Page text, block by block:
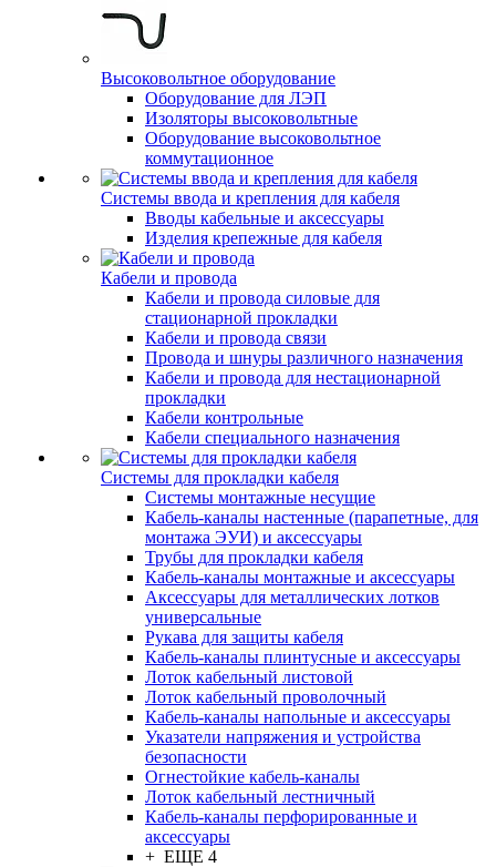
Высоковольтное оборудование
Оборудование для ЛЭП
Изоляторы высоковольтные
Оборудование высоковольтное
коммутационное
Системы ввода и крепления для кабеля
Вводы кабельные и аксессуары
Изделия крепежные для кабеля
Кабели и провода
Кабели и провода силовые для
стационарной прокладки
Кабели и провода связи
Провода и шнуры различного назначения
Кабели и провода для нестационарной
прокладки
Кабели контрольные
Кабели специального назначения
Системы для прокладки кабеля
Системы монтажные несущие
Кабель-каналы настенные (парапетные, для
монтажа ЭУИ) и аксессуары
Трубы для прокладки кабеля
Кабель-каналы монтажные и аксессуары
Аксессуары для металлических лотков
универсальные
Рукава для защиты кабеля
Кабель-каналы плинтусные и аксессуары
Лоток кабельный листовой
Лоток кабельный проволочный
Кабель-каналы напольные и аксессуары
Указатели напряжения и устройства
безопасности
Огнестойкие кабель-каналы
Лоток кабельный лестничный
Кабель-каналы перфорированные и
аксессуары
+ ЕЩЕ 4